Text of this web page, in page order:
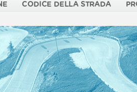
CODICE DELLA STRADA